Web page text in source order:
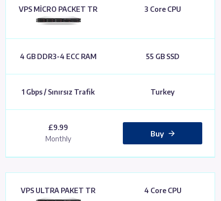
VPS MİCRO PACKET TR 3 Core CPU
4 GB DDR3-4 ECC RAM 55 GB SSD
1 Gbps / Sınırsız Trafik Turkey
£9.99
Monthly
Buy
VPS ULTRA PAKET TR 4 Core CPU